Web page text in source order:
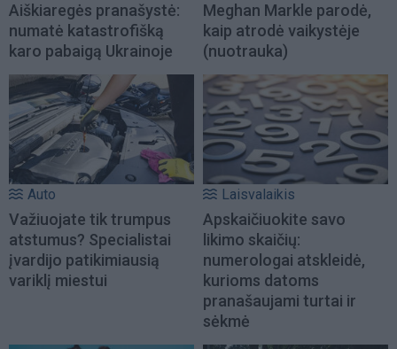
Aiškiaregės pranašystė:
numatė katastrofišką
karo pabaigą Ukrainoje
Meghan Markle parodė,
kaip atrodė vaikystėje
(nuotrauka)
Auto
Važiuojate tik trumpus
atstumus? Specialistai
įvardijo patikimiausią
variklį miestui
Laisvalaikis
Apskaičiuokite savo
likimo skaičių:
numerologai atskleidė,
kurioms datoms
pranašaujami turtai ir
sėkmė